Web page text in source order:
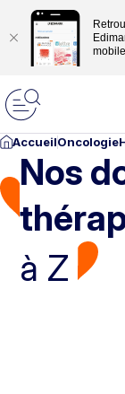
mobile
AccueilOncologie
Nos
à Z